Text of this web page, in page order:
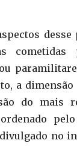
desse
a dimensão
do mais
no